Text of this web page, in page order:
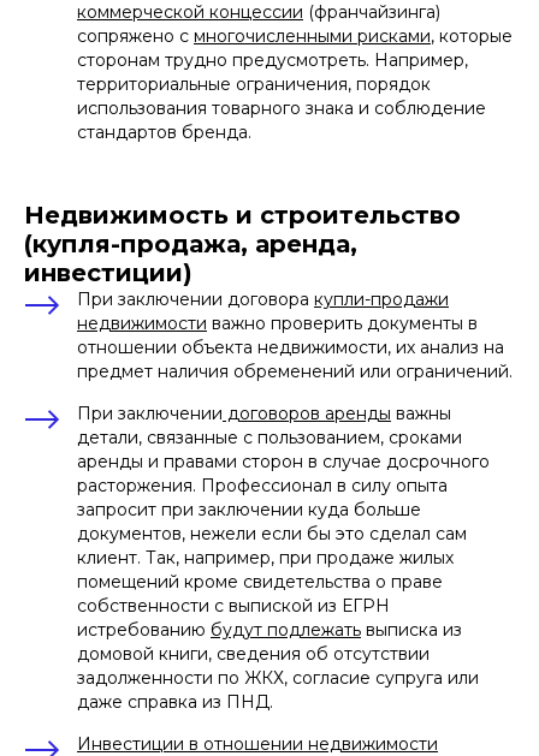
коммерческой концессии (франчайзинга)
сопряжено с многочисленными рисками, которые
сторонам трудно предусмотреть. Например,
территориальные ограничения, порядок
использования товарного знака и соблюдение
стандартов бренда.
Недвижимость и строительство
(купля-продажа, аренда,
инвестиции)
При заключении договора купли-продажи
недвижимости важно проверить документы в
отношении объекта недвижимости, их анализ на
предмет наличия обременений или ограничений.
При заключении договоров аренды важны
детали, связанные с пользованием, сроками
аренды и правами сторон в случае досрочного
расторжения. Профессионал в силу опыта
запросит при заключении куда больше
документов, нежели если бы это сделал сам
клиент. Так, например, при продаже жилых
помещений кроме свидетельства о праве
собственности с выпиской из ЕГРН
истребованию будут подлежать выписка из
домовой книги, сведения об отсутствии
задолженности по ЖКХ, согласие супруга или
даже справка из ПНД.
Инвестиции в отношении недвижимости